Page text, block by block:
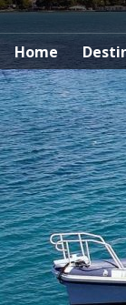
Home